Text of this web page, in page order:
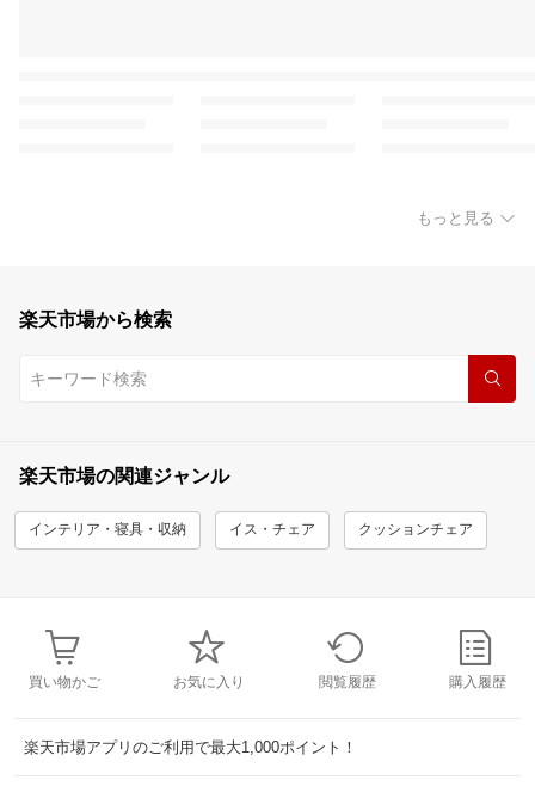
もっと見る
楽天市場から検索
楽天市場の関連ジャンル
インテリア・寝具・収納 イス・チェア クッションチェア
買い物かご お気に入り 閲覧履歴 購入履歴
楽天市場アプリのご利用で最大1,000ポイント！